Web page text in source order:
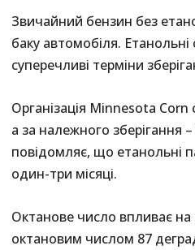
Звичайний бензин без
баку автомобіля.
суперечливі терміни
Організація Minnesota
а за належного зберігання
повідомляє, що етанольні
один-три місяці.
Октанове число впливає на
октановим числом 87